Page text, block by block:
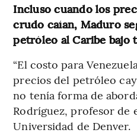
Incluso cuando los
crudo caían, Maduro
petróleo al Caribe bajo
“El costo para
precios del petróleo
no tenía forma de
Rodríguez, profesor de
Universidad de Denver.